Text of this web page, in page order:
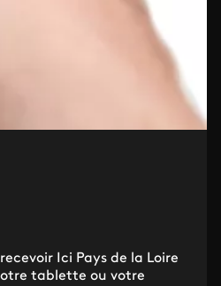
Ici Pays de la Loire
tablette ou votre